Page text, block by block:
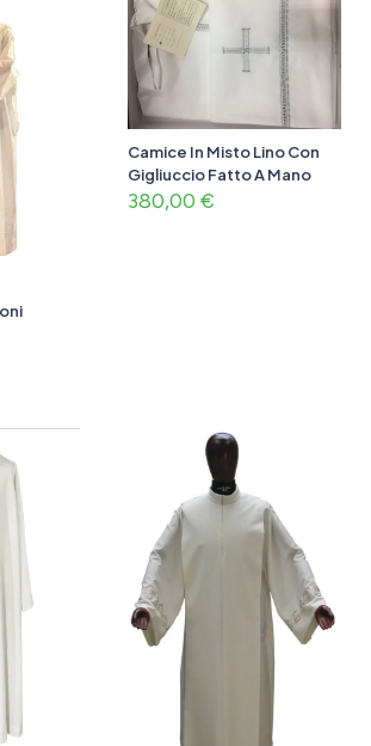
Camice In Misto Lino Con
Gigliuccio Fatto A Mano
380,00 €